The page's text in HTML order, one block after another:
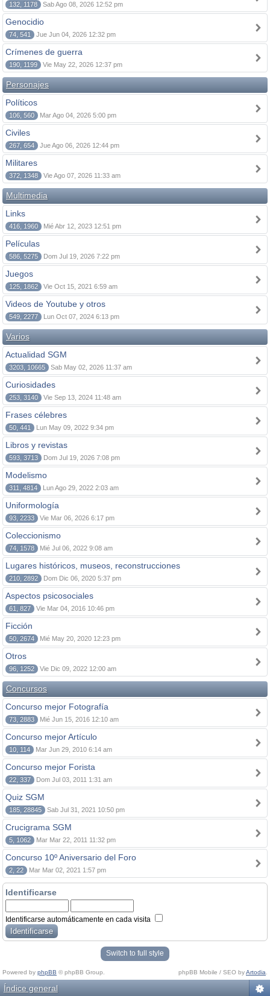
132, 1178 Sab Ago 08, 2026 12:52 pm
Genocidio
74, 541 Jue Jun 04, 2026 12:32 pm
Crímenes de guerra
190, 1199 Vie May 22, 2026 12:37 pm
Personajes
Políticos
106, 560 Mar Ago 04, 2026 5:00 pm
Civiles
267, 654 Jue Ago 06, 2026 12:44 pm
Militares
372, 1348 Vie Ago 07, 2026 11:33 am
Multimedia
Links
416, 1960 Mié Abr 12, 2023 12:51 pm
Películas
586, 5275 Dom Jul 19, 2026 7:22 pm
Juegos
125, 1862 Vie Oct 15, 2021 6:59 am
Videos de Youtube y otros
549, 2277 Lun Oct 07, 2024 6:13 pm
Varios
Actualidad SGM
3203, 10665 Sab May 02, 2026 11:37 am
Curiosidades
253, 3140 Vie Sep 13, 2024 11:48 am
Frases célebres
50, 441 Lun May 09, 2022 9:34 pm
Libros y revistas
593, 3713 Dom Jul 19, 2026 7:08 pm
Modelismo
311, 4814 Lun Ago 29, 2022 2:03 am
Uniformología
93, 2233 Vie Mar 06, 2026 6:17 pm
Coleccionismo
74, 1578 Mié Jul 06, 2022 9:08 am
Lugares históricos, museos, reconstrucciones
210, 2892 Dom Dic 06, 2020 5:37 pm
Aspectos psicosociales
61, 827 Vie Mar 04, 2016 10:46 pm
Ficción
50, 2674 Mié May 20, 2020 12:23 pm
Otros
96, 1252 Vie Dic 09, 2022 12:00 am
Concursos
Concurso mejor Fotografía
73, 2883 Mié Jun 15, 2016 12:10 am
Concurso mejor Artículo
10, 114 Mar Jun 29, 2010 6:14 am
Concurso mejor Forista
22, 337 Dom Jul 03, 2011 1:31 am
Quiz SGM
185, 28845 Sab Jul 31, 2021 10:50 pm
Crucigrama SGM
5, 1062 Mar Mar 22, 2011 11:32 pm
Concurso 10º Aniversario del Foro
2, 22 Mar Mar 02, 2021 1:57 pm
Identificarse
Identificarse automáticamente en cada visita
Switch to full style
Powered by phpBB © phpBB Group. phpBB Mobile / SEO byArtodia
Índice general